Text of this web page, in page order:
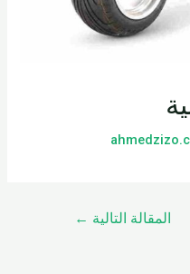
المقالة التالية ←